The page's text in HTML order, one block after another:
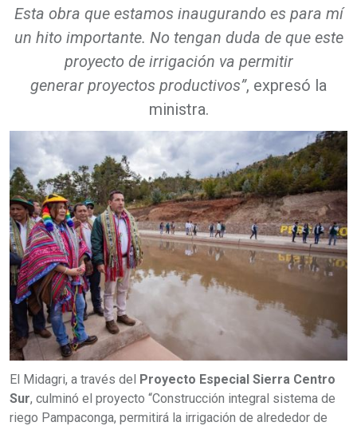
Esta obra que estamos inaugurando es para mí
un hito importante. No tengan duda de que este
proyecto de irrigación va permitir
generar proyectos productivos”, expresó la
ministra.
El Midagri, a través del Proyecto Especial Sierra Centro
Sur, culminó el proyecto “Construcción integral sistema de
riego Pampaconga, permitirá la irrigación de alrededor de